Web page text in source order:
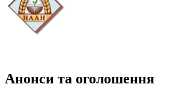
Анонси та оголошення